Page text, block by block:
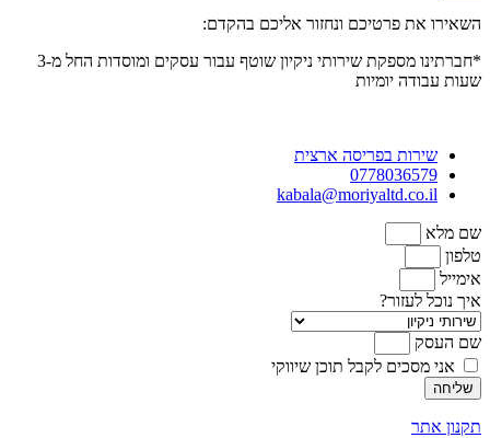
השאירו את פרטיכם ונחזור אליכם בהקדם:
*חברתינו מספקת שירותי ניקיון שוטף עבור עסקים ומוסדות
החל מ-3
שעות עבודה יומיות
שירות בפריסה ארצית
0778036579
kabala@moriyaltd.co.il
שם מלא
טלפון
אימייל
איך נוכל לעזור?
שם העסק
אני מסכים לקבל תוכן שיווקי
שליחה
תקנון אתר